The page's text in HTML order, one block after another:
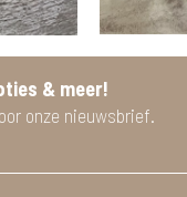
& meer!
onze nieuwsbrief.